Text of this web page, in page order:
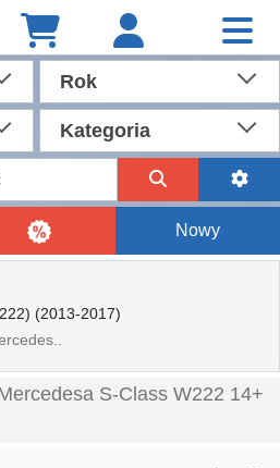
Rok
Kategoria
Nowy
(2013-2017)
S-Class W222 14+